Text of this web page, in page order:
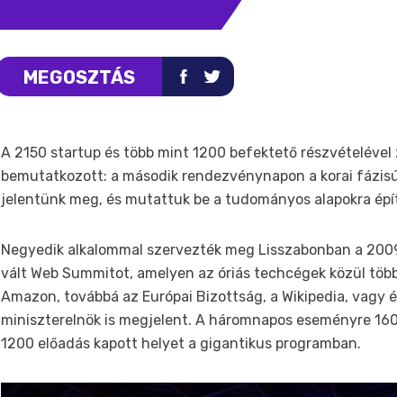
MEGOSZTÁS
A 2150 startup és több mint 1200 befektető
bemutatkozott: a második rendezvénynapon a korai
jelentünk meg, és mutattuk be a tudományos alapokra
Negyedik alkalommal szervezték meg Lisszabonban a
vált Web Summitot, amelyen az óriás techcégek közül
Amazon, továbbá az Európai Bizottság, a Wikipedia, vagy
miniszterelnök is megjelent. A háromnapos eseményre
1200 előadás kapott helyet a gigantikus programban.